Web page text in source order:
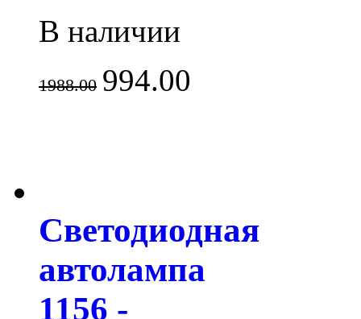
В наличии
1988.00 994.00
Светодиодная
автолампа
1156 -